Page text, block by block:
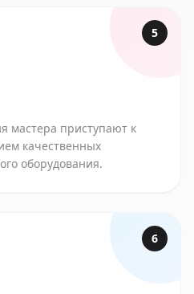
5
мастера приступают к
качественных
оборудования.
6